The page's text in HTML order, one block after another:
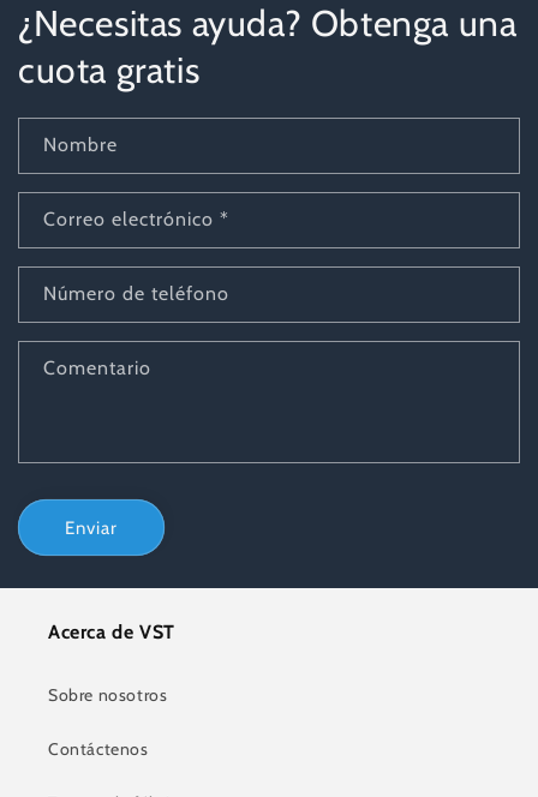
¿Necesitas ayuda? Obtenga una
cuota gratis
Nombre
Correo electrónico *
Número de teléfono
Comentario
Enviar
Acerca de VST
Sobre nosotros
Contáctenos